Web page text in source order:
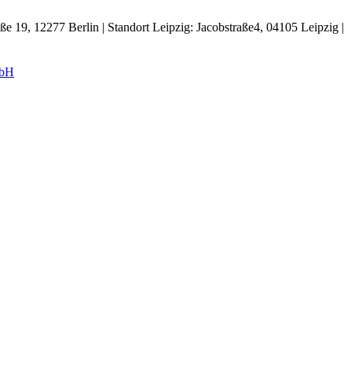
19, 12277 Berlin | Standort Leipzig: Jacobstraße4, 04105 Leipzig |